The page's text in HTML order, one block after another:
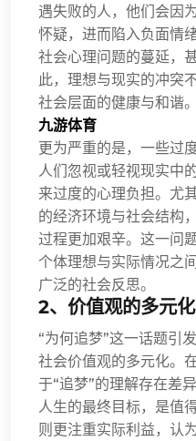
遇失败的人，他们会因
怀疑，进而陷入负面情
社会心理问题的蔓延，
此，理想与现实的冲突
社会层面的健康与和谐。
九游体育
更为严重的是，一些过
人们忽视或轻视现实中
来过度的心理负担。尤
的经济环境与社会结构
过程更加艰辛。这一问
个体理想与实际情况之
广泛的社会反思。
2、价值观的多元化
“为何追梦”这一话题引
社会价值观的多元化。
于“追梦”的理解存在差
人生的最终目标，是值
则更注重实际利益，认